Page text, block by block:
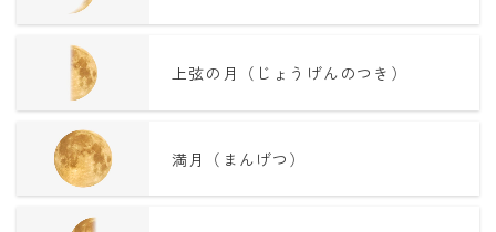
上弦の月（じょうげんのつき）
満月（まんげつ）